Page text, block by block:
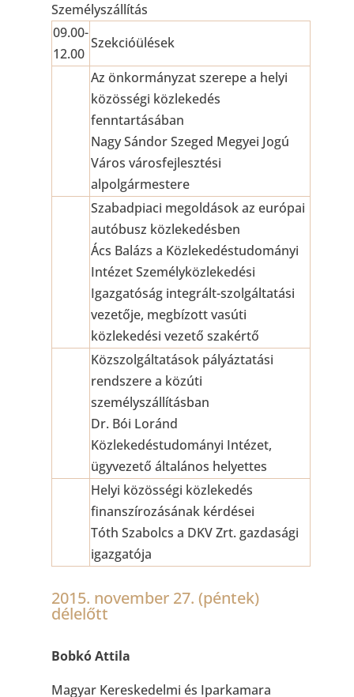
Személyszállítás
09.00-
12.00
Szekcióülések
Az önkormányzat szerepe a helyi
közösségi közlekedés
fenntartásában
Nagy Sándor Szeged Megyei Jogú
Város városfejlesztési
alpolgármestere
Szabadpiaci megoldások az európai
autóbusz közlekedésben
Ács Balázs a Közlekedéstudományi
Intézet Személyközlekedési
Igazgatóság integrált-szolgáltatási
vezetője, megbízott vasúti
közlekedési vezető szakértő
Közszolgáltatások pályáztatási
rendszere a közúti
személyszállításban
Dr. Bói Loránd
Közlekedéstudományi Intézet,
ügyvezető általános helyettes
Helyi közösségi közlekedés
finanszírozásának kérdései
Tóth Szabolcs a DKV Zrt. gazdasági
igazgatója
2015. november 27. (péntek)
délelőtt
Bobkó Attila
Magyar Kereskedelmi és Iparkamara